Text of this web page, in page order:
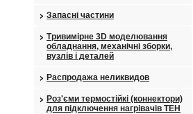
Запасні частини
Тривимірне 3D моделювання
обладнання, механічні зборки,
вузлів і деталей
Распродажа неликвидов
Роз'єми термостійкі (коннектори)
для підключення нагрівачів ТЕН